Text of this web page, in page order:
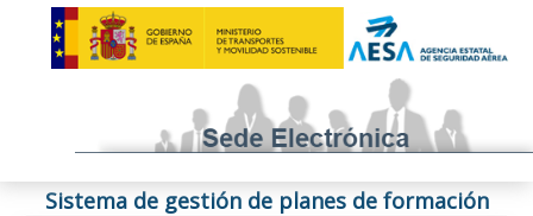
Sistema de gestión de planes de formación